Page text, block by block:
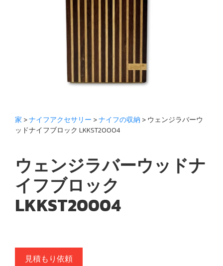
家 >ナイフアクセサリー >ナイフの収納 > ウェンジラバーウ
ッドナイフブロック LKKST20004
ウェンジラバーウッドナ
イフブロック
LKKST20004
見積もり依頼